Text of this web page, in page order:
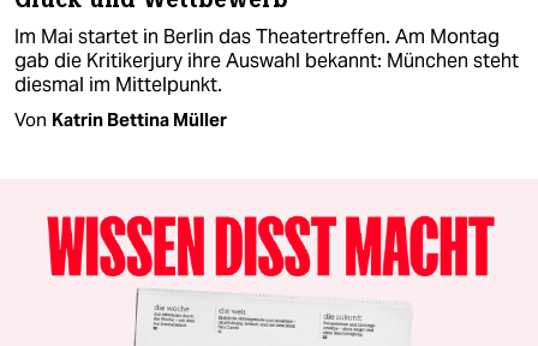
Im Mai startet in Berlin das Theatertreffen. Am Montag
gab die Kritikerjury ihre Auswahl bekannt: München steht
diesmal im Mittelpunkt.
Von Katrin Bettina Müller